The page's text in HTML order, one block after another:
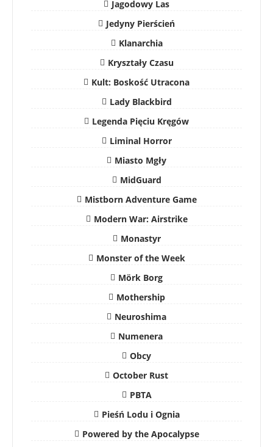
Jagodowy Las
Jedyny Pierścień
Klanarchia
Kryształy Czasu
Kult: Boskość Utracona
Lady Blackbird
Legenda Pięciu Kręgów
Liminal Horror
Miasto Mgły
MidGuard
Mistborn Adventure Game
Modern War: Airstrike
Monastyr
Monster of the Week
Mörk Borg
Mothership
Neuroshima
Numenera
Obcy
October Rust
PBTA
Pieśń Lodu i Ognia
Powered by the Apocalypse